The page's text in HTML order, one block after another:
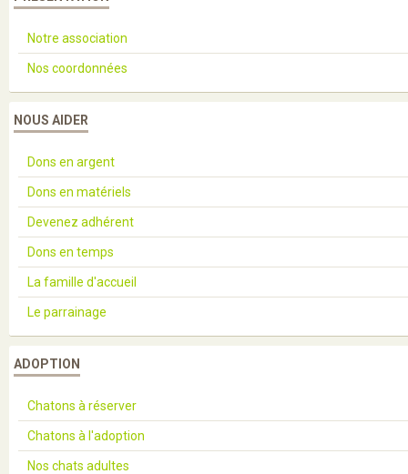
Notre association
Nos coordonnées
NOUS AIDER
Dons en argent
Dons en matériels
Devenez adhérent
Dons en temps
La famille d'accueil
Le parrainage
ADOPTION
Chatons à réserver
Chatons à l'adoption
Nos chats adultes